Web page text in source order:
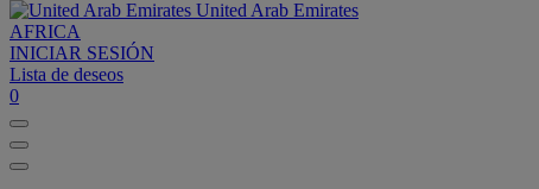
United Arab Emirates
AFRICA
INICIAR SESIÓN
Lista de deseos
0